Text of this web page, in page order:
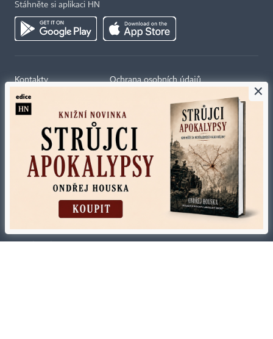
Stáhněte si aplikaci HN
Kontakty
Tiráž redakce HN
Economia
Kariéra v HN
Ceník inzerce
Ochrana osobních údajů
Nastavení soukromí
Všeobecné smluvní podmínky
Koupit / darovat předplatné
×